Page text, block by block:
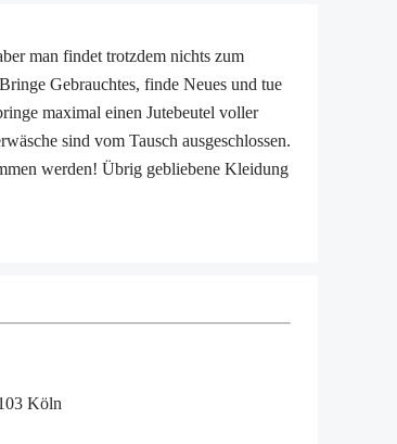
man findet trotzdem nichts zum
Gebrauchtes, finde Neues und tue
maximal einen Jutebeutel voller
sind vom Tausch ausgeschlossen.
werden! Übrig gebliebene Kleidung
Köln